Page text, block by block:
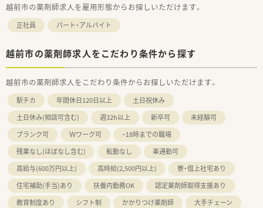
越前市の薬剤師求人を雇用形態からお探しいただけます。
正社員 パート・アルバイト
越前市の薬剤師求人をこだわり条件から探す
越前市の薬剤師求人をこだわり条件からお探しいただけます。
駅チカ 年間休日120日以上
土日祝休み
土日休み(相談可含む)
週32h以上 新卒可
未経験可
ブランク可
Ｗワーク可
~18時までの職場
残業なし(ほぼなし含む)
転勤なし
車通勤可
高給与(600万円以上)
高時給(2,500円以上)
寮・借上社宅あり
住宅補助(手当)あり
扶養内勤務OK
認定薬剤師取得支援あり
教育制度あり
シフト制 かかりつけ薬剤師
大手チェーン